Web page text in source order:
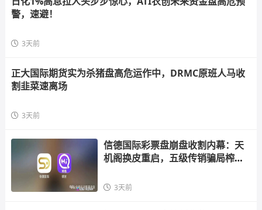
警，速避！
3天前
正大国际期货实为杀猪盘高危运作中，DRMC原班人马收
割韭菜速离场
3天前
信德国际彩票盘崩盘收割内幕：天
机阁换皮重启，五级传销骗局榨干
3天前